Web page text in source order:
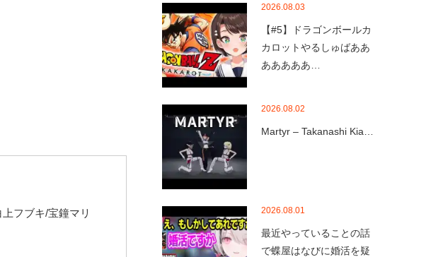
フブキ/宝鐘マリ
2026.08.03
【#5】ドラゴンボールカ
カロットやるしゅばああ
あああああ…
2026.08.02
Martyr – Takanashi Kia…
2026.08.01
最近やっていることの話
で蝶屋はなびに婚活を疑